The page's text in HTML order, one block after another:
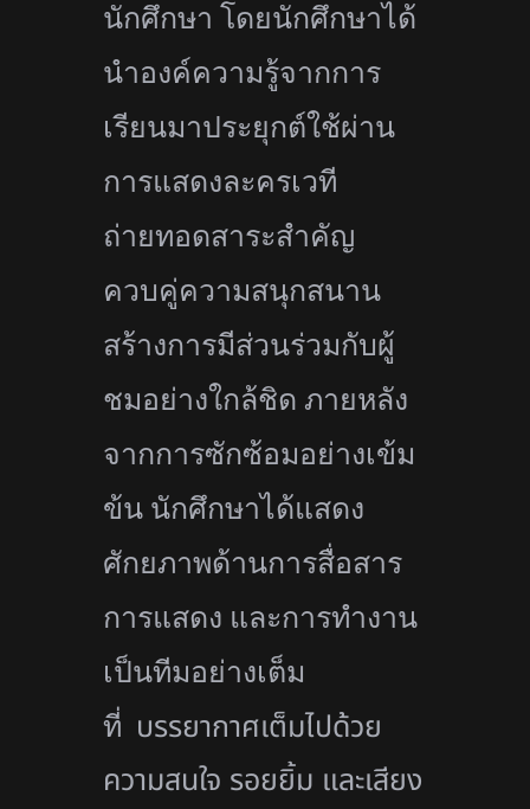
นักศึกษา โดยนักศึกษาได้
นำองค์ความรู้จากการ
เรียนมาประยุกต์ใช้ผ่าน
การแสดงละครเวที
ถ่ายทอดสาระสำคัญ
ควบคู่ความสนุกสนาน
สร้างการมีส่วนร่วมกับผู้
ชมอย่างใกล้ชิด ภายหลัง
จากการซักซ้อมอย่างเข้ม
ข้น นักศึกษาได้แสดง
ศักยภาพด้านการสื่อสาร
การแสดง และการทำงาน
เป็นทีมอย่างเต็ม
ที่ บรรยากาศเต็มไปด้วย
ความสนใจ รอยยิ้ม และเสียง